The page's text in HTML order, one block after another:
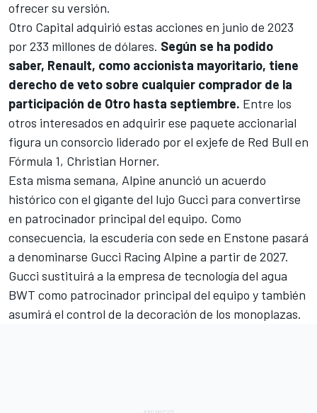
ofrecer su versión.
Otro Capital adquirió estas acciones en junio de 2023
por 233 millones de dólares. Según se ha podido
saber, Renault, como accionista mayoritario, tiene
derecho de veto sobre cualquier comprador de la
participación de Otro hasta septiembre. Entre los
otros interesados en adquirir ese paquete accionarial
figura un consorcio liderado por el exjefe de Red Bull en
Fórmula 1, Christian Horner.
Esta misma semana, Alpine anunció un acuerdo
histórico con el gigante del lujo Gucci para convertirse
en patrocinador principal del equipo. Como
consecuencia, la escudería con sede en Enstone pasará
a denominarse Gucci Racing Alpine a partir de 2027.
Gucci sustituirá a la empresa de tecnología del agua
BWT como patrocinador principal del equipo y también
asumirá el control de la decoración de los monoplazas.